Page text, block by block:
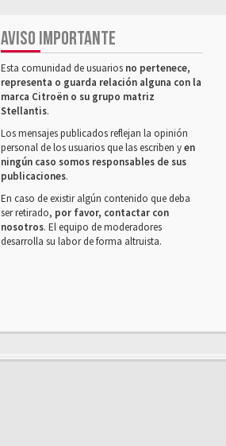
AVISO IMPORTANTE
Esta comunidad de usuarios no pertenece,
representa o guarda relación alguna con la
marca Citroën o su grupo matriz
Stellantis.
Los mensajes publicados reflejan la opinión
personal de los usuarios que las escriben yen
ningún caso somos responsables de sus
publicaciones.
En caso de existir algún contenido que deba
ser retirado, por favor, contactar con
nosotros. El equipo de moderadores
desarrolla su labor de forma altruista.